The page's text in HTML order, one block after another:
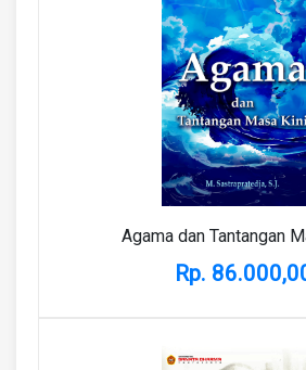
Agama dan Tantangan
Rp.